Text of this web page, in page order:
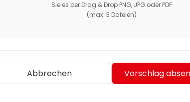
Sie es per Drag & Drop PNG, JPG oder PDF
(max. 3 Dateien)
Abbrechen Vorschlag